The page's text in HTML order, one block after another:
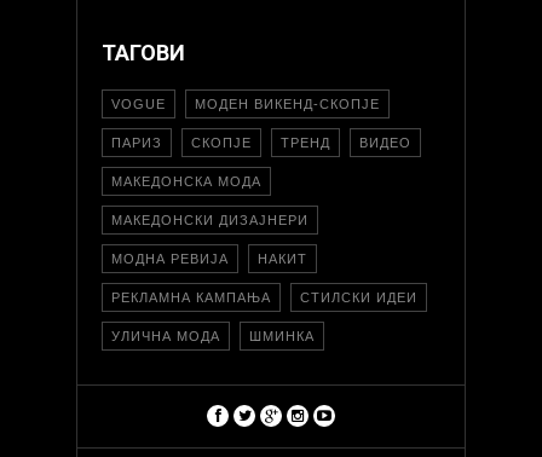
ТАГОВИ
VOGUE МОДЕН ВИКЕНД-СКОПЈЕ
ПАРИЗ СКОПЈЕ ТРЕНД ВИДЕО
МАКЕДОНСКА МОДА
МАКЕДОНСКИ ДИЗАЈНЕРИ
МОДНА РЕВИЈА НАКИТ
РЕКЛАМНА КАМПАЊА СТИЛСКИ ИДЕИ
УЛИЧНА МОДА ШМИНКА